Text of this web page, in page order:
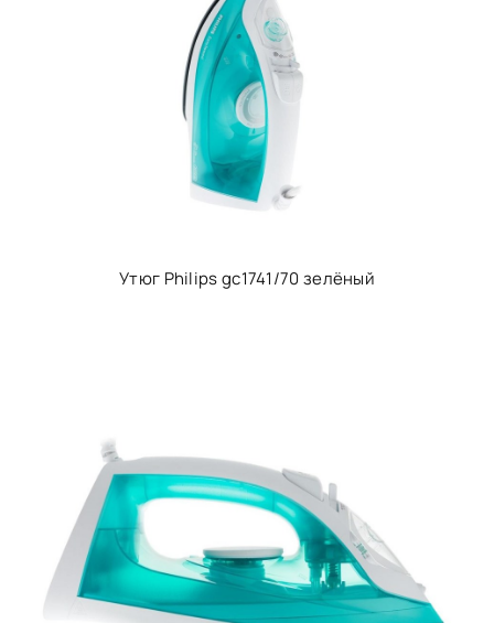
Утюг Philips gc1741/70 зелёный